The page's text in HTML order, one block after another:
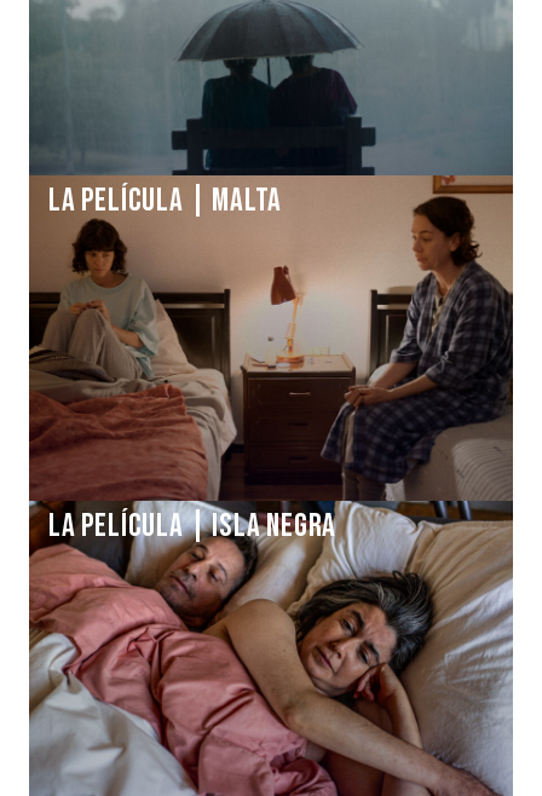
La Película | MALTA
La Película | ISLA NEGRA